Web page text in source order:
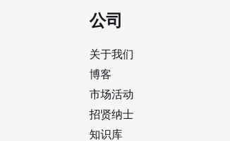
公司
关于我们
博客
市场活动
招贤纳士
知识库